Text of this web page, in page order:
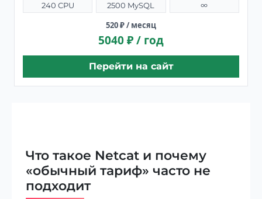
240 CPU
2500 MySQL ∞
520 ₽ / месяц
5040 ₽ / год
Перейти на сайт
Что такое Netcat и почему
«обычный тариф» часто не
подходит